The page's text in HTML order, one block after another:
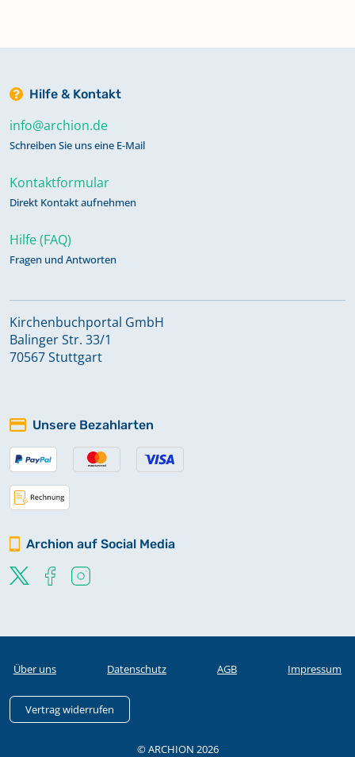
Hilfe & Kontakt
info@archion.de
Schreiben Sie uns eine E-Mail
Kontaktformular
Direkt Kontakt aufnehmen
Hilfe (FAQ)
Fragen und Antworten
Kirchenbuchportal GmbH
Balinger Str. 33/1
70567 Stuttgart
Unsere Bezahlarten
Archion auf Social Media
Über uns Datenschutz AGB Impressum
Vertrag widerrufen
© ARCHION 2026